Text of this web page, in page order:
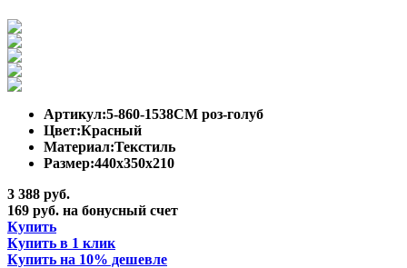
Артикул:5-860-1538СМ роз-голуб
Цвет:Красный
Материал:Текстиль
Размер:440x350x210
3 388 руб.
169 руб. на бонусный счет
Купить
Купить в 1 клик
Купить на 10% дешевле